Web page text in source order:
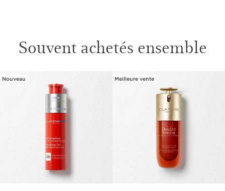
Souvent achetés ensemble
ALLER AU CONTENU
Nouveau Meilleure vente